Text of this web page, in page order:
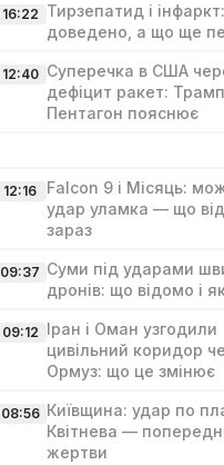
16:22 Тирзепатид і
доведено, а що ще
12:40 Суперечка в США
дефіцит ракет:
Пентагон пояснює
12:16
Falcon 9 і Місяць:
удар уламка — що
зараз
09:37 Суми під ударами
дронів: що відомо і
09:12 Іран і Оман узгодили
цивільний коридор
Ормуз: що це змінює
08:56 Київщина: удар по
Квітнева —
жертви